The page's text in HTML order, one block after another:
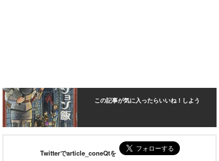
この記事が気に入ったらいいね！しよう
Twitterでarticle_coneQtを